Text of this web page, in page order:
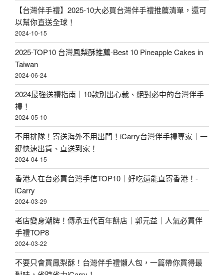
【台灣伴手禮】2025-10大必買台灣伴手禮推薦清單，還可
以幫你直送全球！
2024-10-15
2025-TOP10 台灣鳳梨酥推薦-Best 10 Pineapple Cakes in
Taiwan
2024-06-24
2024最強送禮指南｜10款別出心裁、絕對必中的台灣伴手
禮！
2024-05-10
不用排隊！寄送海外不用出門！iCarry台灣伴手禮專家｜一
鍵快速出貨、直送到家！
2024-04-15
香港人在台必買台灣手信TOP10｜好吃還能直寄香港！-
iCarry
2024-03-29
老店變身潮牌！傳承五代百年餅店｜郭元益｜人氣必買伴
手禮TOP8
2024-03-22
不要只會買鳳梨酥！台灣伴手禮懶人包，一篇帶你買得最